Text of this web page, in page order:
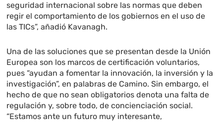
seguridad internacional sobre las normas que deben
regir el comportamiento de los gobiernos en el uso de
las TICs”, añadió Kavanagh.
Una de las soluciones que se presentan desde la Unión
Europea son los marcos de certificación voluntarios,
pues “ayudan a fomentar la innovación, la inversión y la
investigación”, en palabras de Camino. Sin embargo, el
hecho de que no sean obligatorios denota una falta de
regulación y, sobre todo, de concienciación social.
“Estamos ante un futuro muy interesante,